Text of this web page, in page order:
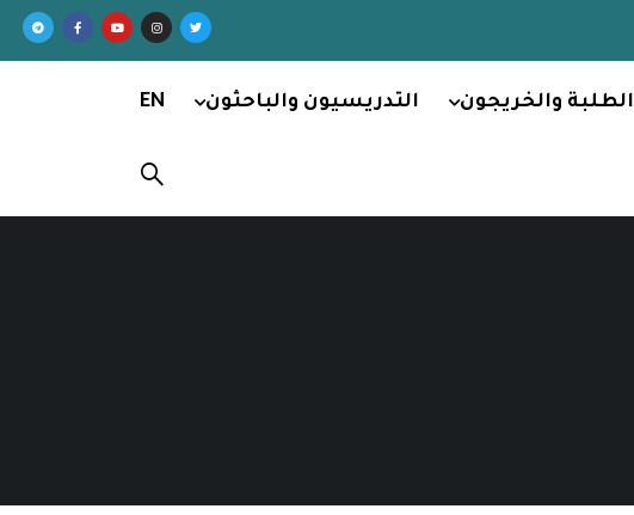
الطلبة والخريجون التدريسيون والباحثون EN